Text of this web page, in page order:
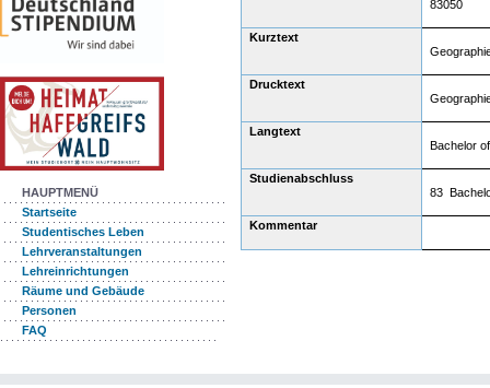
HAUPTMENÜ
Startseite
Studentisches Leben
Lehrveranstaltungen
Lehreinrichtungen
Räume und Gebäude
Personen
FAQ
83050
Kurztext
Drucktext
Langtext
Bachelor
Studienabschluss
83
Kommentar